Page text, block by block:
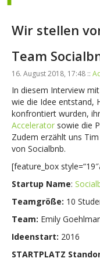
Wir stellen
Team
16. August 2018, 17:48 ::
In diesem Interview
wie die Idee entstand,
konfrontiert wurden,
Accelerator sowie die
Zudem erzählt uns
von Socialbnb.
[feature_box
Startup Name:
Teamgröße: 10
Team: Emily
Ideenstart: 2016
STARTPLATZ